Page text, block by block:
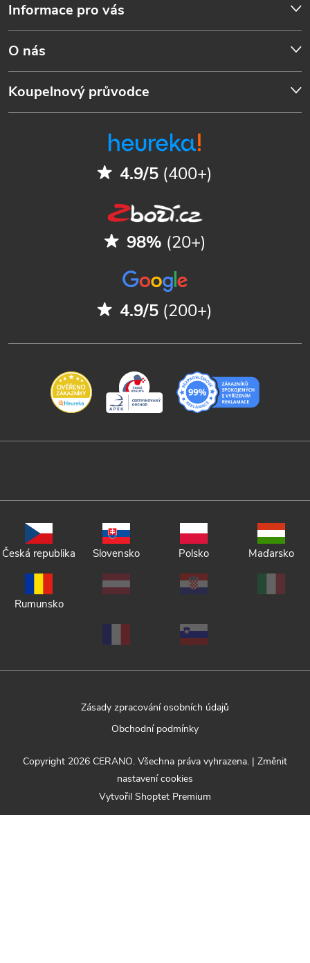
Informace pro vás
O nás
Koupelnový průvodce
4.9/5 (400+)
98% (20+)
4.9/5 (200+)
Česká republika Slovensko Polsko Maďarsko
Rumunsko
Zásady zpracování osobních údajů
Obchodní podmínky
Vytvořil Shoptet Premium
Copyright 2026 CERANO. Všechna práva vyhrazena. | Změnit
nastavení cookies